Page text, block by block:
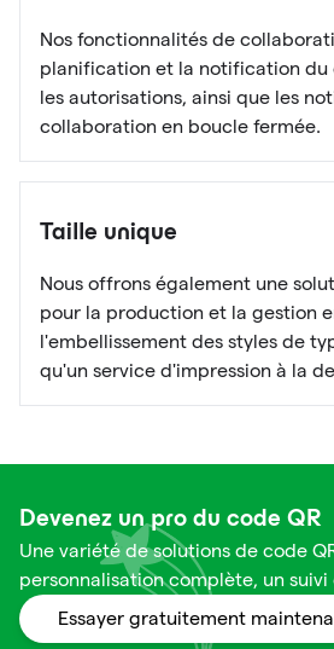
Nos fonctionnalités de
planification et la notification du
les autorisations, ainsi que les
collaboration en boucle fermée.
Taille unique
Nous offrons également une
pour la production et la gestion
l'embellissement des styles de
qu'un service d'impression à la
Devenez un pro du code QR
Une variété de solutions de code
personnalisation complète, un
Essayer gratuitement